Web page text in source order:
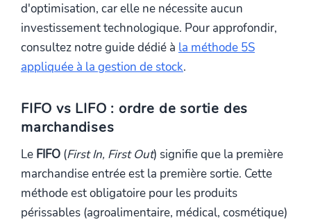
d'optimisation, car elle ne nécessite aucun
investissement technologique. Pour approfondir,
consultez notre guide dédié à la méthode 5S
appliquée à la gestion de stock.
FIFO vs LIFO : ordre de sortie des
marchandises
Le FIFO (First In, First Out) signifie que la première
marchandise entrée est la première sortie. Cette
méthode est obligatoire pour les produits
périssables (agroalimentaire, médical, cosmétique)